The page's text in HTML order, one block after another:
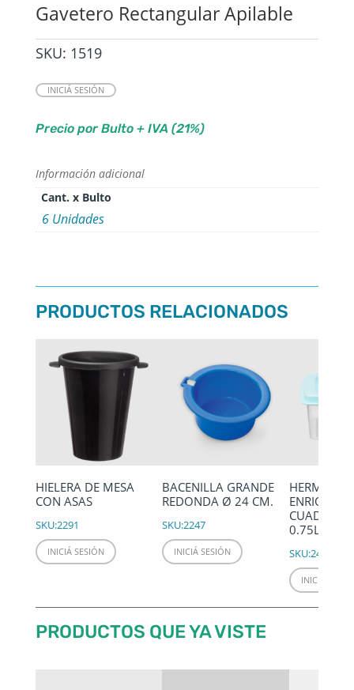
Gavetero Rectangular Apilable
SKU: 1519
INICIÁ SESIÓN
Precio por Bulto + IVA (21%)
Información adicional
Cant. x Bulto
6 Unidades
PRODUCTOS RELACIONADOS
HIELERA DE MESA
CON ASAS
SKU:2291
INICIÁ SESIÓN
BACENILLA GRANDE
REDONDA Ø 24 CM.
SKU:2247
INICIÁ SESIÓN
HERMÉTICO
ENRIQUETA
0.75LTS
SKU:2424
INICIÁ
PRODUCTOS QUE YA VISTE